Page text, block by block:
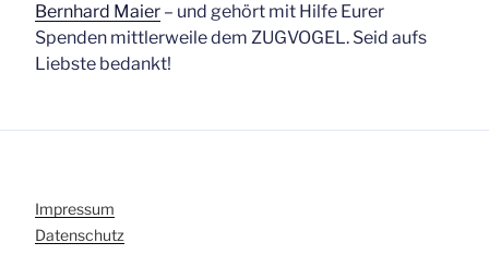
Bernhard Maier – und gehört mit Hilfe Eurer
Spenden mittlerweile dem ZUGVOGEL. Seid aufs
Liebste bedankt!
Impressum
Datenschutz